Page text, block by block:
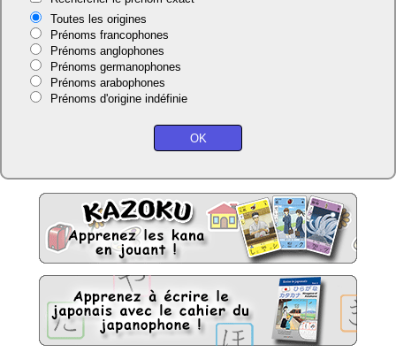
Toutes les origines
Prénoms francophones
Prénoms anglophones
Prénoms germanophones
Prénoms arabophones
Prénoms d'origine indéfinie